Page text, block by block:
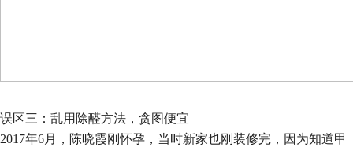
误区三：乱用除醛方法，贪图便宜
2017年6月，陈晓霞刚怀孕，当时新家也刚装修完，因为知道甲